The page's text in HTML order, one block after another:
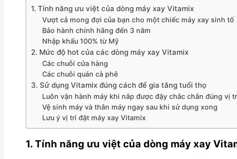
1. Tính năng ưu việt của dòng máy xay Vitamix
Vượt cả mong đợi của bạn cho một chiếc máy xay sinh tố
Bảo hành chính hãng đến 3 năm
Nhập khẩu 100% từ Mỹ
2. Mức độ hot của các dòng máy xay Vitamix
Các chuỗi cửa hàng
Các chuỗi quán cà phê
3. Sử dụng Vitamix đúng cách để gia tăng tuổi thọ
Luôn vận hành máy khi nắp được đậy chắc chắn đúng vị
Vệ sinh máy và thân máy ngay sau khi sử dụng xong
Lưu ý vị trí đặt máy xay Vitamix
1. Tính năng ưu việt của dòng máy xay